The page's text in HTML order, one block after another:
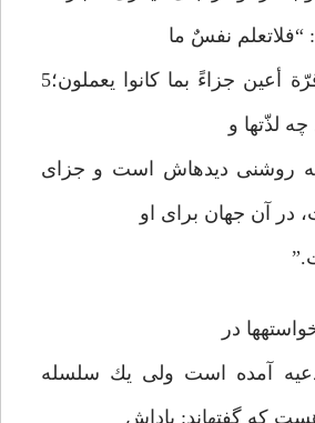
نفسٌ ما
أخفي لهم من قرّة أعين جزاءً بما كانوا يعملون؛5
لذّتها و
روشنى ديده‏اش است و جزاى
در آن جهان براى او
در
آمده است ولى يك سلسله
كه گفته‏اند: پاداش